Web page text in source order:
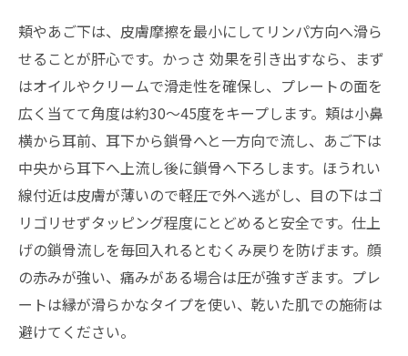
頬やあご下は、皮膚摩擦を最小にしてリンパ方向へ滑ら
せることが肝心です。かっさ 効果を引き出すなら、まず
はオイルやクリームで滑走性を確保し、プレートの面を
広く当てて角度は約30〜45度をキープします。頬は小鼻
横から耳前、耳下から鎖骨へと一方向で流し、あご下は
中央から耳下へ上流し後に鎖骨へ下ろします。ほうれい
線付近は皮膚が薄いので軽圧で外へ逃がし、目の下はゴ
リゴリせずタッピング程度にとどめると安全です。仕上
げの鎖骨流しを毎回入れるとむくみ戻りを防げます。顔
の赤みが強い、痛みがある場合は圧が強すぎます。プレ
ートは縁が滑らかなタイプを使い、乾いた肌での施術は
避けてください。